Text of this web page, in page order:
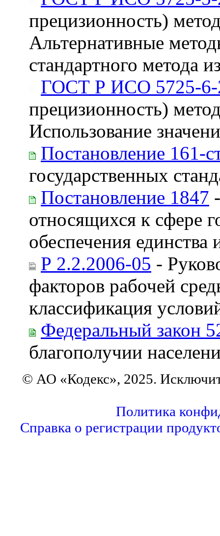
прецизионность)
Альтернативные
стандартного метода
ГОСТ Р ИСО 5725-6-
прецизионность)
Использование
Постановление 161-
государственных
Постановление 1847
относящихся к сфере
обеспечения единства
Р 2.2.2006-05 -
факторов рабочей
классификация
Федеральный закон
благополучии
© АО «Кодекс», 2025.
Политика
Справка о регистрации